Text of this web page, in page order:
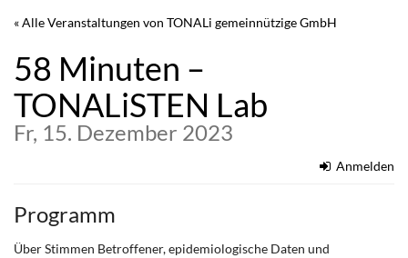
Zum
springen
« Alle Veranstaltungen von TONALi gemeinnützige GmbH
58 Minuten –
TONALiSTEN Lab
Fr, 15. Dezember 2023
Anmelden
Programm
Über Stimmen Betroffener, epidemiologische Daten und